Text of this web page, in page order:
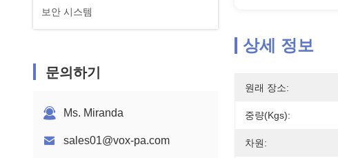
보안 시스템
문의하기
Ms. Miranda
sales01@vox-pa.com
상세 정보
원래 장소:
중량(kgs):
차원: